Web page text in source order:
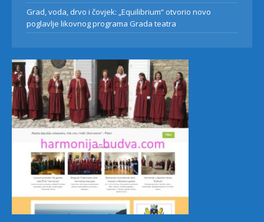
Grad, voda, drvo i čovjek: „Equilibrium“ otvorio novo
poglavlje likovnog programa Grada teatra